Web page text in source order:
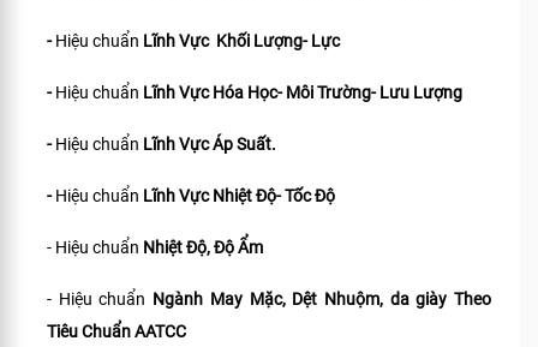
-Hiệu chuẩn Lĩnh Vực Khối Lượng- Lực
-Hiệu chuẩn Lĩnh Vực Hóa Học- Môi Trường- Lưu Lượng
-Hiệu chuẩn Lĩnh Vực Áp Suất.
-Hiệu chuẩn Lĩnh Vực Nhiệt Độ- Tốc Độ
- Hiệu chuẩn Nhiệt Độ, Độ Ẩm
- Hiệu chuẩn Ngành May Mặc, Dệt Nhuộm, da giày Theo
Tiêu ChuẩnAATCC